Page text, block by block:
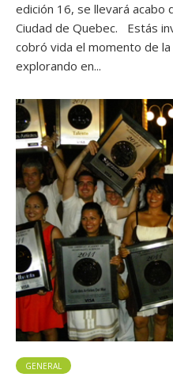
edición 16, se llevará acabo
Ciudad de Quebec. Estás
cobró vida el momento de la
explorando en...
GENERAL